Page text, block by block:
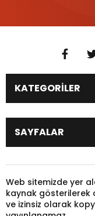
KATEGORİLER
DÜNYA
EKONOMİ
SAĞLIK
TARIM
GÜNDEM
KADIN
SAYFALAR
Pariteler
Puan Durumu
Gazeteler
Web sitemizde yer
kaynak gösterilerek
ve izinsiz olarak